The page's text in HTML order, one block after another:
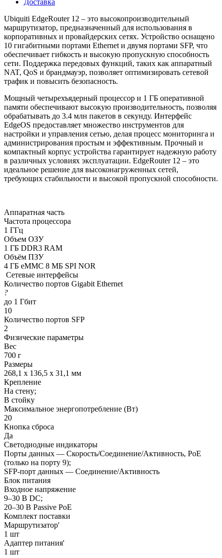
Ubiquiti EdgeRouter 12 – это высокопроизводительный
маршрутизатор, предназначенный для использования в
корпоративных и провайдерских сетях. Устройство оснащено
10 гигабитными портами Ethernet и двумя портами SFP, что
обеспечивает гибкость и высокую пропускную способность
сети. Поддержка передовых функций, таких как аппаратный
NAT, QoS и брандмауэр, позволяет оптимизировать сетевой
трафик и повысить безопасность.
Мощный четырехъядерный процессор и 1 ГБ оперативной
памяти обеспечивают высокую производительность, позволяя
обрабатывать до 3.4 млн пакетов в секунду. Интерфейс
EdgeOS предоставляет множество инструментов для
настройки и управления сетью, делая процесс мониторинга и
администрирования простым и эффективным. Прочный и
компактный корпус устройства гарантирует надежную работу
в различных условиях эксплуатации. EdgeRouter 12 – это
идеальное решение для высоконагруженных сетей,
требующих стабильности и высокой пропускной способности.
Аппаратная часть
Частота процессора
1 ГГц
Объем ОЗУ
1 ГБ DDR3 RAM
Объём ПЗУ
4 ГБ eMMC 8 МБ SPI NOR
Сетевые интерфейсы
Количество портов Gigabit Ethernet
?
до 1 Гбит
10
Количество портов SFP
2
Физические параметры
Вес
700 г
Размеры
268,1 х 136,5 х 31,1 мм
Крепление
На стену;
В стойку
Максимальное энергопотребление (Вт)
20
Кнопка сброса
Да
Светодиодные индикаторы
Порты данных — Скорость/Соединение/Активность, PoE
(только на порту 9);
SFP-порт данных — Соединение/Активность
Блок питания
Входное напряжение
9–30 В DC;
20–30 В Passive PoE
Комплект поставки
Маршрутизатор'
1 шт
Адаптер питания'
1 шт